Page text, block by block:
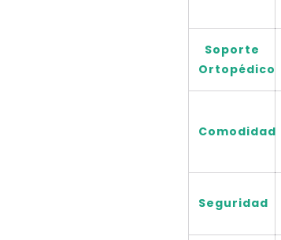
Soporte
Ortopédico
Comodidad
Seguridad